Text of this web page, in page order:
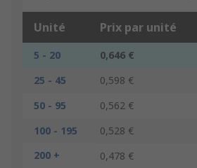
Unité Prix par unité
5 - 20 0,646 €
25 - 45
0,598 €
50 - 95
0,562 €
100 - 195
0,528 €
200 +
0,478 €